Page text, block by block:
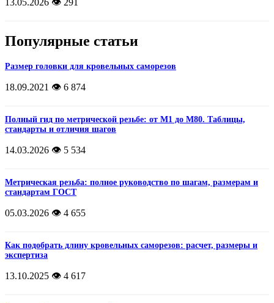
Популярные статьи
Размер головки для кровельных саморезов
18.09.2021 👁️ 6 874
Полный гид по метрической резьбе: от М1 до М80. Таблицы,
стандарты и отличия шагов
14.03.2026 👁️ 5 534
Метрическая резьба: полное руководство по шагам, размерам и
стандартам ГОСТ
05.03.2026 👁️ 4 655
Как подобрать длину кровельных саморезов: расчет, размеры и
экспертиза
13.10.2025 👁️ 4 617